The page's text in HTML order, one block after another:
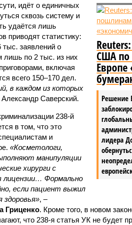
США по
Решение
лидера
идёт о единичных
сквозь систему и
удаётся лишь
приводят статистику:
тыс. заявлений о
лишь по 2 тыс. из них
включая
всего 150–170 дел.
в каждом из которых
Александр Саверский.
238-й
в том, что это
и
«Косметологи,
манипуляции
хирурги с
лицензии… Формально
если пациент выжил
здоровья», –
Гриценко. Кроме того, в новом
что 238-я статья УК не будет